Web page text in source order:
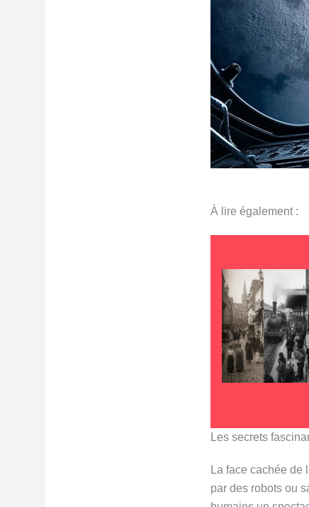
À lire également :
Les secrets
La face cachée de
par des robots ou